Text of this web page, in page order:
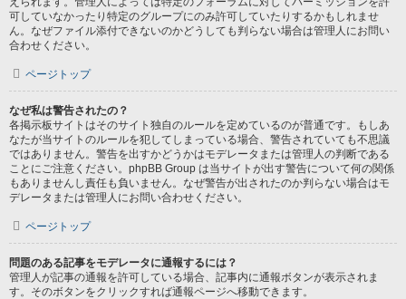
可していなかったり特定のグループにのみ許可していたりするかもしれませ
ん。なぜファイル添付できないのかどうしても判らない場合は管理人にお問い
合わせください。
ページトップ
なぜ私は警告されたの？
各掲示板サイトはそのサイト独自のルールを定めているのが普通です。もしあ
なたが当サイトのルールを犯してしまっている場合、警告されていても不思議
ではありません。警告を出すかどうかはモデレータまたは管理人の判断である
ことにご注意ください。phpBB Group は当サイトが出す警告について何の関係
もありませんし責任も負いません。なぜ警告が出されたのか判らない場合はモ
デレータまたは管理人にお問い合わせください。
ページトップ
問題のある記事をモデレータに通報するには？
管理人が記事の通報を許可している場合、記事内に通報ボタンが表示されま
す。そのボタンをクリックすれば通報ページへ移動できます。